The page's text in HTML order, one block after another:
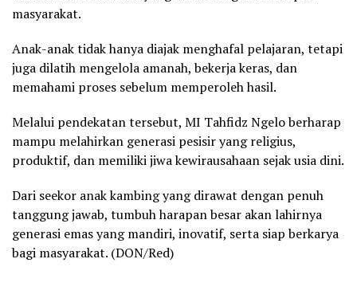
masyarakat.
Anak-anak tidak hanya diajak menghafal pelajaran, tetapi
juga dilatih mengelola amanah, bekerja keras, dan
memahami proses sebelum memperoleh hasil.
Melalui pendekatan tersebut, MI Tahfidz Ngelo berharap
mampu melahirkan generasi pesisir yang religius,
produktif, dan memiliki jiwa kewirausahaan sejak usia dini.
Dari seekor anak kambing yang dirawat dengan penuh
tanggung jawab, tumbuh harapan besar akan lahirnya
generasi emas yang mandiri, inovatif, serta siap berkarya
bagi masyarakat. (DON/Red)